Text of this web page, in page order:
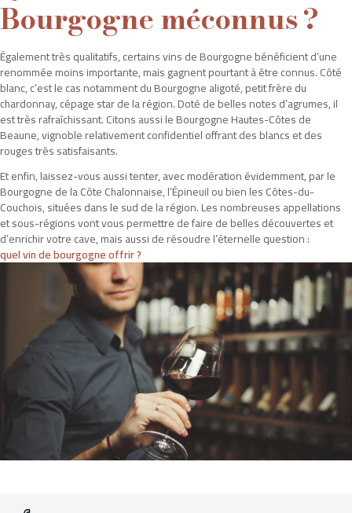
Pour satisfaire à toutes vos demandes, l’équipe de l’hôtel « Le
Rempart » vous offre un service d’exception à la hauteur de vos
exigences.
Hôtel Le Rempart
2 Avenue Gambetta,
Bourgogne méconnus ?
Également très qualitatifs, certains vins de Bourgogne bénéficient d’une
renommée moins importante, mais gagnent pourtant à être connus. Côté
blanc, c’est le cas notamment du Bourgogne aligoté, petit frère du
chardonnay, cépage star de la région. Doté de belles notes d’agrumes, il
est très rafraîchissant. Citons aussi le Bourgogne Hautes-Côtes de
Beaune, vignoble relativement confidentiel offrant des blancs et des
rouges très satisfaisants.
Et enfin, laissez-vous aussi tenter, avec modération évidemment, par le
Bourgogne de la Côte Chalonnaise, l’Épineuil ou bien les Côtes-du-
Couchois, situées dans le sud de la région. Les nombreuses appellations
et sous-régions vont vous permettre de faire de belles découvertes et
d’enrichir votre cave, mais aussi de résoudre l’éternelle question :
quel vin de bourgogne offrir ?